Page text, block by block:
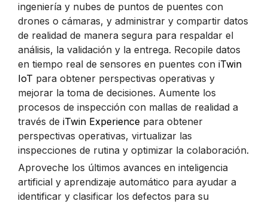
ingeniería y nubes de puntos de puentes con
drones o cámaras, y administrar y compartir datos
de realidad de manera segura para respaldar el
análisis, la validación y la entrega. Recopile datos
en tiempo real de sensores en puentes con iTwin
IoT para obtener perspectivas operativas y
mejorar la toma de decisiones. Aumente los
procesos de inspección con mallas de realidad a
través de iTwin Experience para obtener
perspectivas operativas, virtualizar las
inspecciones de rutina y optimizar la colaboración.
Aproveche los últimos avances en inteligencia
artificial y aprendizaje automático para ayudar a
identificar y clasificar los defectos para su